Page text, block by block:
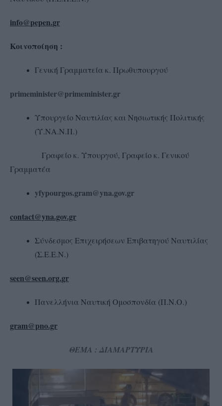
info@pepen.gr
Κοινοποίηση :
Γενική Γραμματεία κ. Πρωθυπουργού
primeminister@primeminister.gr
Υπουργείο Ναυτιλίας και Νησιωτικής Πολιτικής
(Υ.ΝΑ.Ν.Π.)
Γραφείο κ. Υπουργού, Γραφείο κ. Γενικού
Γραμματέα
yfypourgos.gram@yna.gov.gr
contact@yna.gov.gr
Σύνδεσμος Επιχειρήσεων Επιβατηγού Ναυτιλίας
(Σ.Ε.Ε.Ν.)
seen@seen.org.gr
Πανελλήνια Ναυτική Ομοσπονδία (Π.Ν.Ο.)
gram@pno.gr
ΘΕΜΑ : ΔΙΑΜΑΡΤΥΡΙΑ